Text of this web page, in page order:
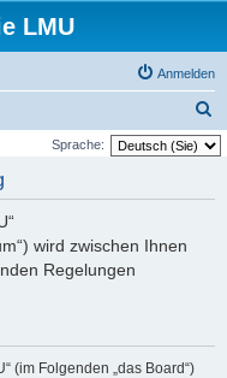
LMU
Anmelden
u
Sprache:
wird zwischen Ihnen
Regelungen
(im Folgenden „das Board“)